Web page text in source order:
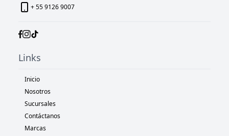
+ 55 9126 9007
Links
Inicio
Nosotros
Sucursales
Contáctanos
Marcas